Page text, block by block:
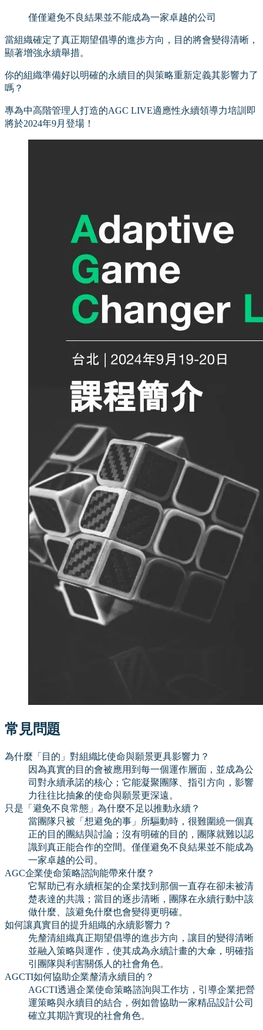
僅僅避免不良結果並不能成為一家卓越的公司
當組織確定了真正期望倡導的進步方向，目的將會變得清晰，
顯著增強永續舉措。
你的組織準備好以明確的永續目的與策略重新定義其影響力了
嗎？
專為中高階管理人打造的AGC LIVE適應性永續領導力培訓即
將於2024年9月登場！
常見問題
為什麼「目的」對組織比使命與願景更具影響力？
因為真實的目的會被應用到每一個運作層面，並成為公
司對永續承諾的核心；它能凝聚團隊、指引方向，影響
力往往比抽象的使命與願景更深遠。
只是「避免不良常態」為什麼不足以推動永續？
當團隊只被「想避免的事」所驅動時，很難圍繞一個真
正的目的團結與討論；沒有明確的目的，團隊就難以認
識到真正能合作的空間。僅僅避免不良結果並不能成為
一家卓越的公司。
AGC企業使命策略諮詢能帶來什麼？
它幫助已有永續框架的企業找到那個一直存在卻未被清
楚表達的共識；當目的逐步清晰，團隊在永續行動中該
做什麼、該避免什麼也會變得更明確。
如何讓真實目的提升組織的永續影響力？
先釐清組織真正期望倡導的進步方向，讓目的變得清晰
並融入策略與運作，使其成為永續計畫的大傘，明確指
引團隊與利害關係人的社會角色。
AGCTI如何協助企業釐清永續目的？
AGCTI透過企業使命策略諮詢與工作坊，引導企業把營
運策略與永續目的結合，例如曾協助一家精品設計公司
確立其期許實現的社會角色。